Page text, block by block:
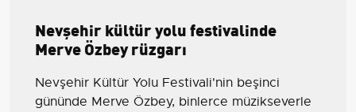
Nevşehir kültür yolu festivalinde
Merve Özbey rüzgarı
Nevşehir Kültür Yolu Festivali'nin beşinci
gününde Merve Özbey, binlerce müzikseverle